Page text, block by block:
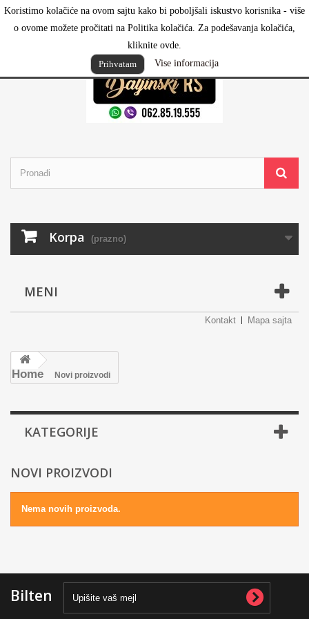
Koristimo kolačiće na ovom sajtu kako bi poboljšali iskustvo korisnika - više
o ovome možete pročitati na Politika kolačića. Za podešavanja kolačića,
kliknite ovde.
Prihvatam
Vise informacija
Prijavi se
Korpa (prazno)
MENI
Kontakt Mapa sajta
Home Novi proizvodi
KATEGORIJE
NOVI PROIZVODI
Nema novih proizvoda.
Bilten